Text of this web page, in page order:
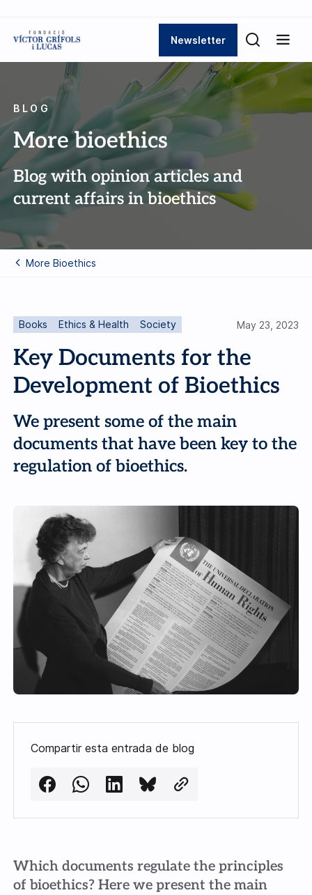
Newsletter
BLOG
More bioethics
Blog with opinion articles and
current affairs in bioethics
More Bioethics
Books Ethics & Health Society May 23, 2023
Key Documents for the
Development of Bioethics
We present some of the main
documents that have been key to the
regulation of bioethics.
Compartir esta entrada de blog
Which documents regulate the principles
of bioethics? Here we present the main